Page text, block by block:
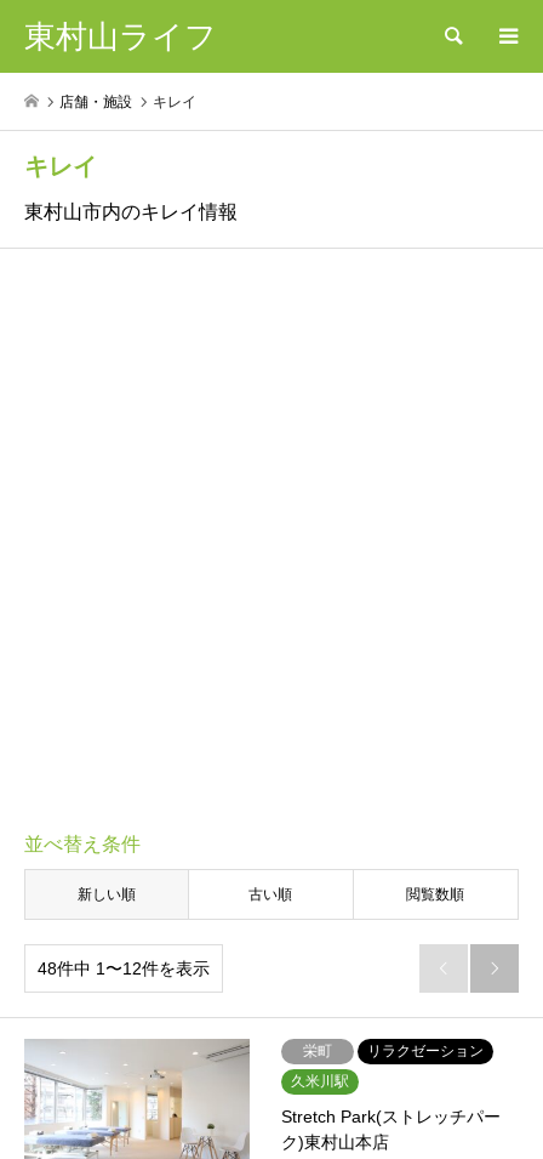
東村山ライフ 検索
店舗・施設 キレイ
キレイ
東村山市内のキレイ情報
並べ替え条件
新しい順 古い順 閲覧数順
48件中 1〜12件を表示  
栄町
リラクゼーション
久米川駅
Stretch Park(ストレッチパー
ク)東村山本店